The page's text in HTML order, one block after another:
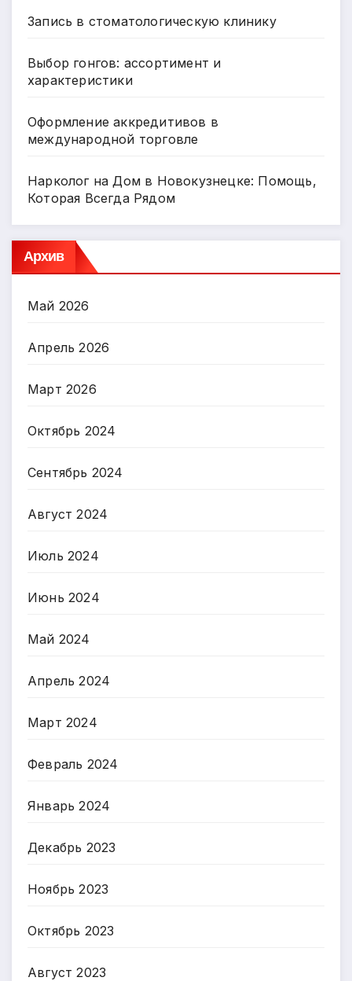
Запись в стоматологическую клинику
Выбор гонгов: ассортимент и
характеристики
Оформление аккредитивов в
международной торговле
Нарколог на Дом в Новокузнецке: Помощь,
Которая Всегда Рядом
Архив
Май 2026
Апрель 2026
Март 2026
Октябрь 2024
Сентябрь 2024
Август 2024
Июль 2024
Июнь 2024
Май 2024
Апрель 2024
Март 2024
Февраль 2024
Январь 2024
Декабрь 2023
Ноябрь 2023
Октябрь 2023
Август 2023